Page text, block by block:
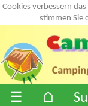
Cookies verbessern
stimmen Sie
☰ ⌂